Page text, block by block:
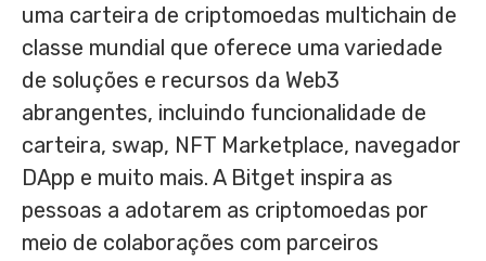
uma carteira de criptomoedas multichain de
classe mundial que oferece uma variedade
de soluções e recursos da Web3
abrangentes, incluindo funcionalidade de
carteira, swap, NFT Marketplace, navegador
DApp e muito mais. A Bitget inspira as
pessoas a adotarem as criptomoedas por
meio de colaborações com parceiros